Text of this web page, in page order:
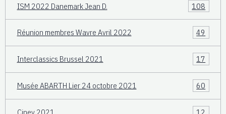
ISM 2022 Danemark Jean D. 108
Réunion membres Wavre Avril 2022 49
Interclassics Brussel 2021 17
Musée ABARTH Lier 24 octobre 2021 60